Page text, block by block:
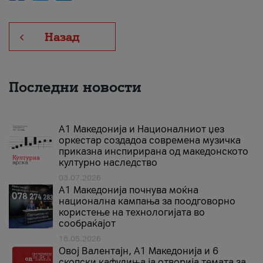
Назад
Последни новости
А1 Македонија и Националниот џез
оркестар создадоа современа музичка
приказна инспирирана од македонското
културно наследство
03.07.2026
A1 Македонија почнува моќна
национална кампања за поодговорно
користење на технологијата во
сообраќајот
18.05.2026
Овој Валентајн, A1 Македонија и 6